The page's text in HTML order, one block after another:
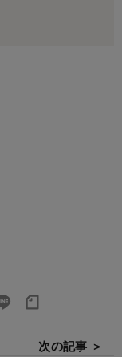
次の記事 ＞